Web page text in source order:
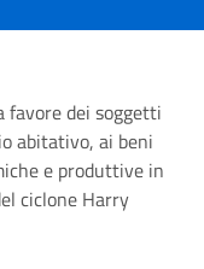
favore dei soggetti
abitativo, ai beni
e produttive in
ciclone Harry